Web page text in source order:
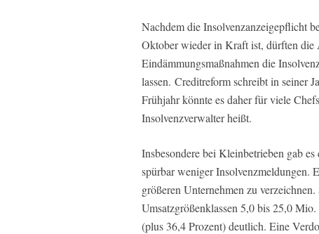
Nachdem die Insolvenzanzeigepflicht
Oktober wieder in Kraft ist, dürften die
Eindämmungsmaßnahmen die
lassen. Creditreform schreibt in seiner
Frühjahr könnte es daher für viele
Insolvenzverwalter heißt.
Insbesondere bei Kleinbetrieben gab
spürbar weniger Insolvenzmeldungen.
größeren Unternehmen zu
Umsatzgrößenklassen 5,0 bis 25,0
(plus 36,4 Prozent) deutlich. Eine